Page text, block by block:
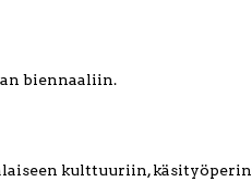
biennaaliin.
kulttuuriin,